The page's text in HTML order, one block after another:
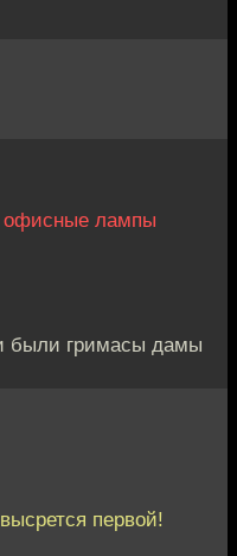
офисные лампы
были гримасы дамы
первой!